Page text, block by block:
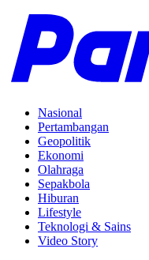
Nasional
Pertambangan
Geopolitik
Ekonomi
Olahraga
Sepakbola
Hiburan
Lifestyle
Teknologi & Sains
Video Story